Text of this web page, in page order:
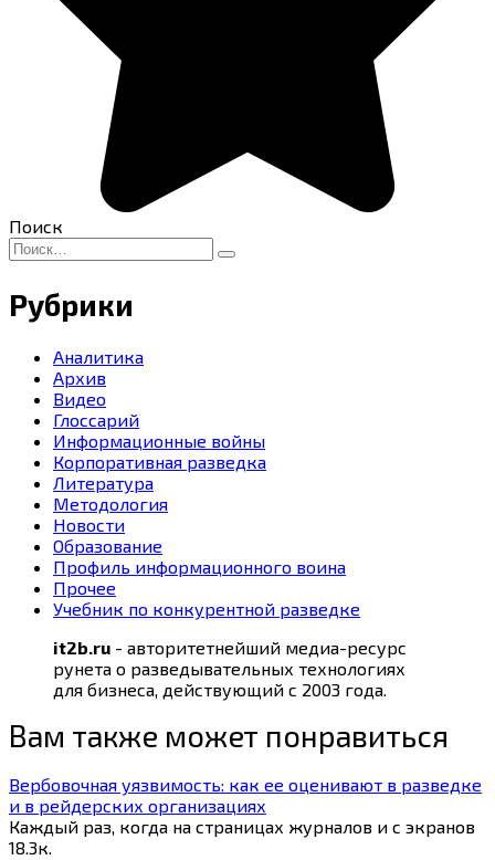
Поиск
Search
for:
Рубрики
Аналитика
Архив
Видео
Глоссарий
Информационные войны
Корпоративная разведка
Литература
Методология
Новости
Образование
Профиль информационного воина
Прочее
Учебник по конкурентной разведке
it2b.ru - авторитетнейший медиа-ресурс
рунета о разведывательных технологиях
для бизнеса, действующий с 2003 года.
Вам также может понравиться
Вербовочная уязвимость: как ее оценивают в разведке
и в рейдерских организациях
Каждый раз, когда на страницах журналов и с экранов
18.3к.